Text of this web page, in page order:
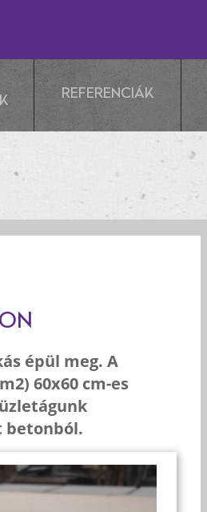
REFERENCIÁK
épül meg. A
60x60 cm-es
betonból.